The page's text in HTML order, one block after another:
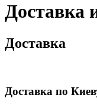
Доставка
Доставка
Доставка по